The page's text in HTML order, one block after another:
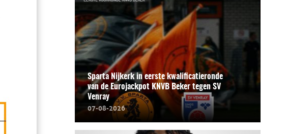
Sparta Nijkerk in eerste kwalificatieronde
van de Eurojackpot KNVB Beker tegen SV
Venray
07-08-2026